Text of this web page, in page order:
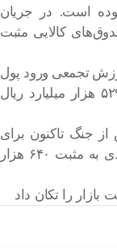
میلیارد ریال بوده است. در جریان
کالایی مثبت
تجمعی ورود پول
حقیقی‌ها به صندوق‌های کالایی به بیش از ۵۲۹ هزار میلیارد ریال
جنگ تاکنون برای
مجموع صندوق‌های ETFs، با ثبت رکورد جدیدی به مثبت ۶۴۰ هزار